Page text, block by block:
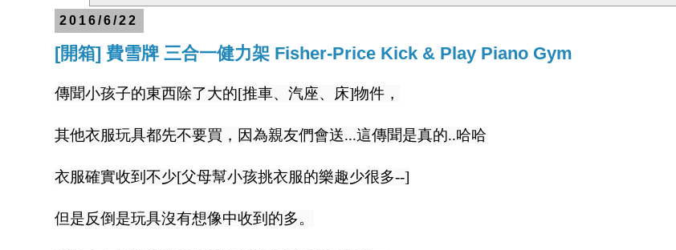
2016/6/22
[開箱] 費雪牌 三合一健力架 Fisher-Price Kick & Play Piano Gym
傳聞小孩子的東西除了大的[推車、汽座、床]物件，
其他衣服玩具都先不要買， 因為親友們會送...這傳聞是真的..哈哈
衣服確實收到不少[父母幫小孩挑衣服的樂趣少很多--]
但是反倒是玩具沒有想像中收到的多。